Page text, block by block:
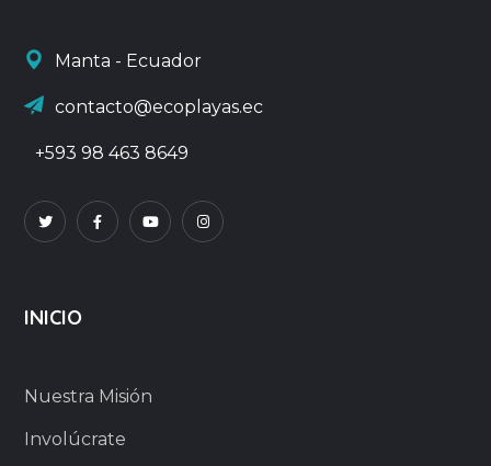
Manta - Ecuador
contacto@ecoplayas.ec
+593 98 463 8649
INICIO
Nuestra Misión
Involúcrate